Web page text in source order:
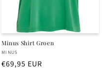
Minus Shirt Groen
Verkoper:
MINUS
Normale
€69,95 EUR